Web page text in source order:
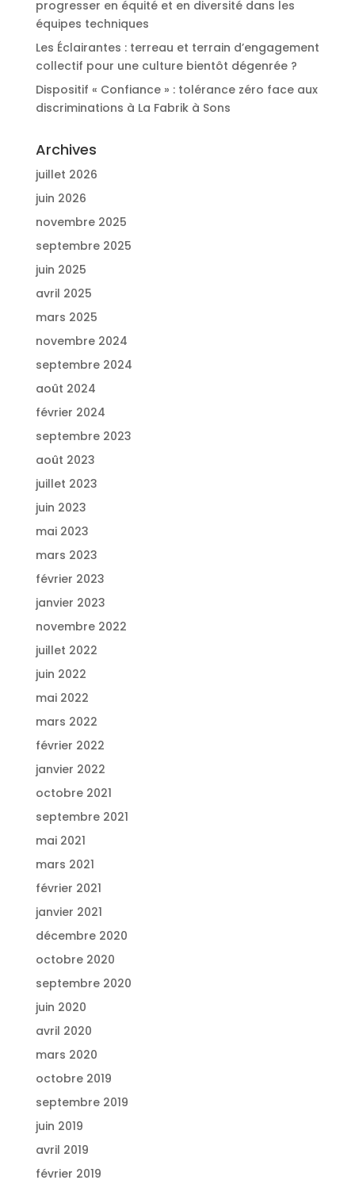
progresser en équité et en diversité dans les
équipes techniques
Les Éclairantes : terreau et terrain d’engagement
collectif pour une culture bientôt dégenrée ?
Dispositif « Confiance » : tolérance zéro face aux
discriminations à La Fabrik à Sons
Archives
juillet 2026
juin 2026
novembre 2025
septembre 2025
juin 2025
avril 2025
mars 2025
novembre 2024
septembre 2024
août 2024
février 2024
septembre 2023
août 2023
juillet 2023
juin 2023
mai 2023
mars 2023
février 2023
janvier 2023
novembre 2022
juillet 2022
juin 2022
mai 2022
mars 2022
février 2022
janvier 2022
octobre 2021
septembre 2021
mai 2021
mars 2021
février 2021
janvier 2021
décembre 2020
octobre 2020
septembre 2020
juin 2020
avril 2020
mars 2020
octobre 2019
septembre 2019
juin 2019
avril 2019
février 2019